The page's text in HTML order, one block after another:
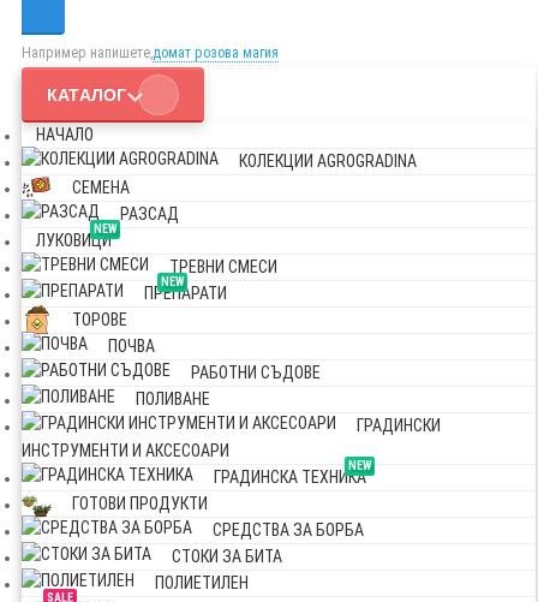
Например напишете,домат розова магия
КАТАЛОГ
НАЧАЛО
КОЛЕКЦИИ AGROGRADINA
СЕМЕНА
РАЗСАД
NEW
ЛУКОВИЦИ
ТРЕВНИ СМЕСИ
NEW
ПРЕПАРАТИ
ТОРОВЕ
ПОЧВА
РАБОТНИ СЪДОВЕ
ПОЛИВАНЕ
ГРАДИНСКИ
ИНСТРУМЕНТИ И АКСЕСОАРИ
NEW
ГРАДИНСКА ТЕХНИКА
ГОТОВИ ПРОДУКТИ
СРЕДСТВА ЗА БОРБА
СТОКИ ЗА БИТА
ПОЛИЕТИЛЕН
SALE